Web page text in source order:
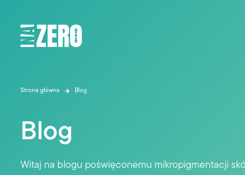
Strona główna Blog
Blog
Witaj na blogu poświęconemu mikropigmentacji